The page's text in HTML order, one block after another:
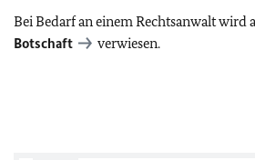
Bei Bedarf an einem Rechtsanwalt wird
Botschaft
verwiesen.